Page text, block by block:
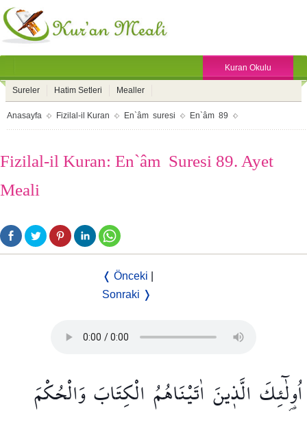
Kuran Okulu
Sureler Hatim Setleri Mealler
Anasayfa Fizilal-il Kuran En`âm suresi En`âm 89
Fizilal-il Kuran: En`âm Suresi 89. Ayet
Meali
❬ Önceki
Sonraki ❭
اُو۬لٰٓئِكَ الَّذ۪ينَ اٰتَيْنَاهُمُ الْكِتَابَوَالْحُكْمَ